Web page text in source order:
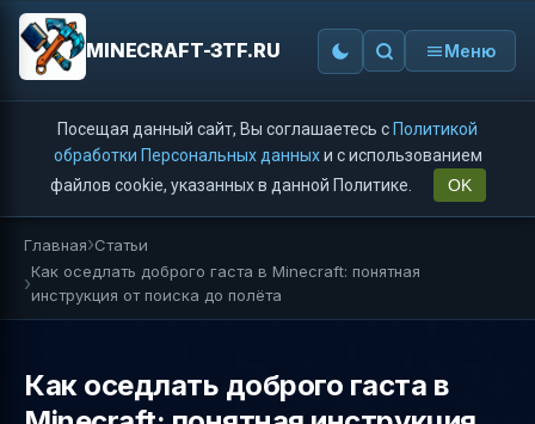
MINECRAFT-3TF.RU Меню
Посещая данный сайт, Вы соглашаетесь с Политикой
обработки Персональных данныхи с использованием
файлов cookie, указанных в данной Политике.
OK
Главная Статьи
Как оседлать доброго гаста в Minecraft: понятная
инструкция от поиска до полёта
Как оседлать доброго гаста в